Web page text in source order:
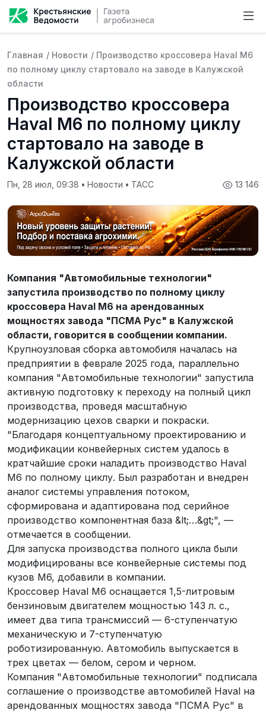
Главная / Новости / Производство кроссовера Haval M6
по полному циклу стартовало на заводе в Калужской
области
Производство кроссовера
Haval M6 по полному циклу
стартовало на заводе в
Калужской области
13 146
Пн, 28 июл, 09:38 • Новости • ТАСС
Компания "Автомобильные технологии"
запустила производство по полному циклу
кроссовера Haval M6 на арендованных
мощностях завода "ПСМА Рус" в Калужской
области, говорится в сообщении компании.
Крупноузловая сборка автомобиля началась на
предприятии в феврале 2025 года, параллельно
компания "Автомобильные технологии" запустила
активную подготовку к переходу на полный цикл
производства, проведя масштабную
модернизацию цехов сварки и покраски.
"Благодаря концептуальному проектированию и
модификации конвейерных систем удалось в
кратчайшие сроки наладить производство Haval
M6 по полному циклу. Был разработан и внедрен
аналог системы управления потоком,
сформирована и адаптирована под серийное
производство компонентная база &lt;…&gt;", —
отмечается в сообщении.
Для запуска производства полного цикла были
модифицированы все конвейерные системы под
кузов М6, добавили в компании.
Кроссовер Haval M6 оснащается 1,5-литровым
бензиновым двигателем мощностью 143 л. с.,
имеет два типа трансмиссий — 6-ступенчатую
механическую и 7-ступенчатую
роботизированную. Автомобиль выпускается в
трех цветах — белом, сером и черном.
Компания "Автомобильные технологии" подписала
соглашение о производстве автомобилей Haval на
арендованных мощностях завода "ПСМА Рус" в